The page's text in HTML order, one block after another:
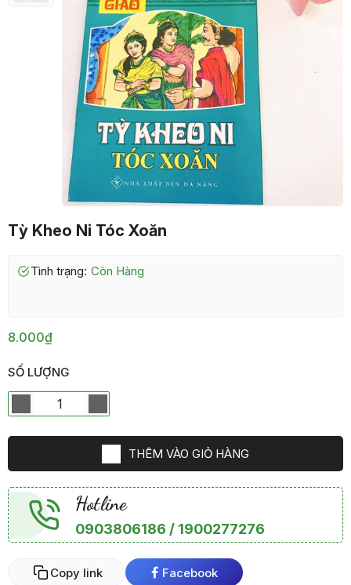
Tỳ Kheo Ni Tóc Xoăn
Tình trạng: Còn Hàng
8.000₫
SỐ LƯỢNG
THÊM VÀO GIỎ HÀNG
Hotline
0903806186 / 1900277276
Copy link Facebook